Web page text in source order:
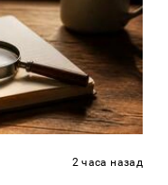
2 часа назад